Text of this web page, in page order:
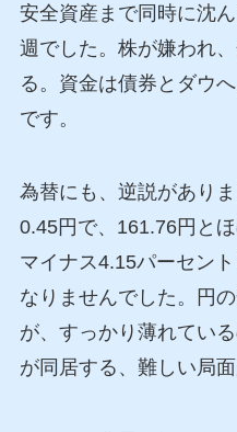
安全資産まで同時に沈
週でした。株が嫌われ
る。資金は債券とダウ
です。
為替にも、逆説があり
0.45円で、161.76円と
マイナス4.15パーセン
なりませんでした。円
が、すっかり薄れてい
が同居する、難しい局